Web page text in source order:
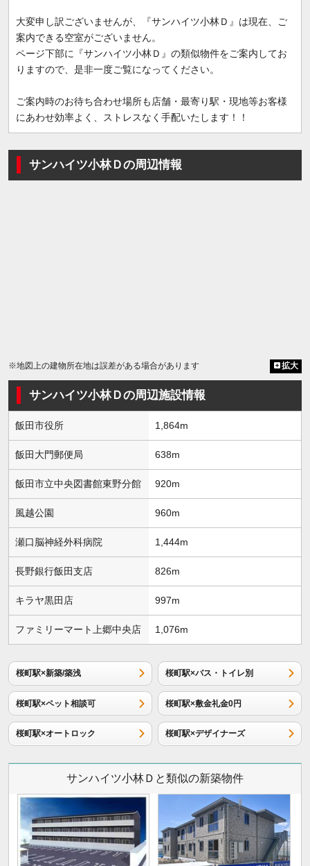
大変申し訳ございませんが、『サンハイツ小林Ｄ』は現在、ご
案内できる空室がございません。
ページ下部に『サンハイツ小林Ｄ』の類似物件をご案内してお
りますので、是非一度ご覧になってください。
ご案内時のお待ち合わせ場所も店舗・最寄り駅・現地等お客様
にあわせ効率よく、ストレスなく手配いたします！！
サンハイツ小林Ｄの周辺情報
※地図上の建物所在地は誤差がある場合があります 拡大
サンハイツ小林Ｄの周辺施設情報
飯田市役所 1,864m
飯田大門郵便局 638m
飯田市立中央図書館東野分館 920m
風越公園 960m
瀬口脳神経外科病院 1,444m
長野銀行飯田支店 826m
キラヤ黒田店 997m
ファミリーマート上郷中央店 1,076m
桜町駅×新築/築浅 桜町駅×バス・トイレ別
桜町駅×ペット相談可 桜町駅×敷金礼金0円
桜町駅×オートロック 桜町駅×デザイナーズ
サンハイツ小林Ｄと類似の新築物件